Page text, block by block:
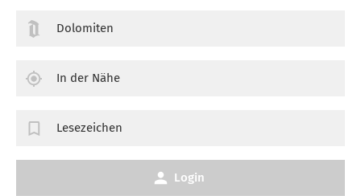
Dolomiten
In der Nähe
Lesezeichen
Login